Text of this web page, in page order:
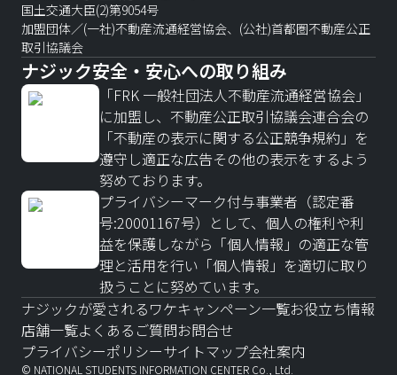
国土交通大臣(2)第9054号
加盟団体／(一社)不動産流通経営協会、(公社)首都圏不動産公正
取引協議会
ナジック安全・安心への取り組み
「FRK 一般社団法人不動産流通経営協会」
に加盟し、不動産公正取引協議会連合会の
「不動産の表示に関する公正競争規約」を
遵守し適正な広告その他の表示をするよう
努めております。
プライバシーマーク付与事業者（認定番
号:20001167号）として、個人の権利や利
益を保護しながら「個人情報」の適正な管
理と活用を行い「個人情報」を適切に取り
扱うことに努めています。
ナジックが愛されるワケキャンペーン一覧お役立ち情報
店舗一覧よくあるご質問お問合せ
プライバシーポリシーサイトマップ会社案内
© NATIONAL STUDENTS INFORMATION CENTER Co., Ltd.